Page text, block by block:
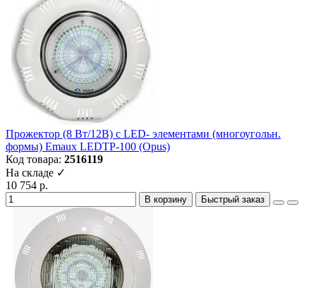
Прожектор (8 Вт/12В) c LED- элементами (многоугольн.
формы) Emaux LEDTP-100 (Opus)
Код товара: 2516119
На складе ✓
10 754 р.
В корзину Быстрый заказ